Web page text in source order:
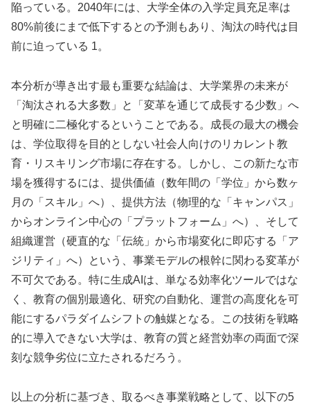
陥っている。2040年には、大学全体の入学定員充足率は
80%前後にまで低下するとの予測もあり、淘汰の時代は目
前に迫っている 1。
本分析が導き出す最も重要な結論は、大学業界の未来が
「淘汰される大多数」と「変革を通じて成長する少数」へ
と明確に二極化するということである。成長の最大の機会
は、学位取得を目的としない社会人向けのリカレント教
育・リスキリング市場に存在する。しかし、この新たな市
場を獲得するには、提供価値（数年間の「学位」から数ヶ
月の「スキル」へ）、提供方法（物理的な「キャンパス」
からオンライン中心の「プラットフォーム」へ）、そして
組織運営（硬直的な「伝統」から市場変化に即応する「ア
ジリティ」へ）という、事業モデルの根幹に関わる変革が
不可欠である。特に生成AIは、単なる効率化ツールではな
く、教育の個別最適化、研究の自動化、運営の高度化を可
能にするパラダイムシフトの触媒となる。この技術を戦略
的に導入できない大学は、教育の質と経営効率の両面で深
刻な競争劣位に立たされるだろう。
以上の分析に基づき、取るべき事業戦略として、以下の5